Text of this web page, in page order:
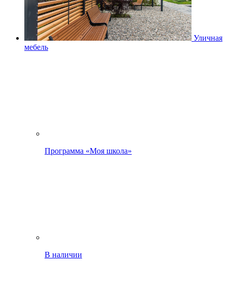
Уличная
мебель
Программа «Моя школа»
В наличии